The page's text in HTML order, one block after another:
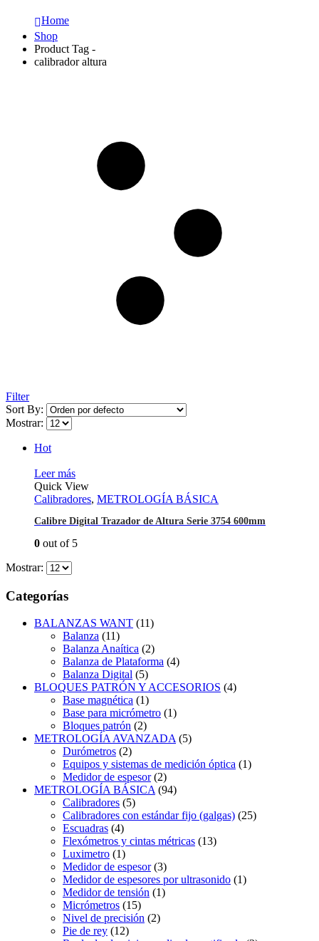
Home
Shop
Product Tag -
calibrador altura
Filter
Sort By:
Mostrar:
Hot
Leer más
Quick View
Calibradores, METROLOGÍA BÁSICA
Calibre Digital Trazador de Altura Serie 3754 600mm
0 out of 5
Mostrar:
Categorías
BALANZAS WANT (11)
Balanza (11)
Balanza Anaítica (2)
Balanza de Plataforma (4)
Balanza Digital (5)
BLOQUES PATRÓN Y ACCESORIOS (4)
Base magnética (1)
Base para micrómetro (1)
Bloques patrón (2)
METROLOGÍA AVANZADA (5)
Durómetros (2)
Equipos y sistemas de medición óptica (1)
Medidor de espesor (2)
METROLOGÍA BÁSICA (94)
Calibradores (5)
Calibradores con estándar fijo (galgas) (25)
Escuadras (4)
Flexómetros y cintas métricas (13)
Luximetro (1)
Medidor de espesor (3)
Medidor de espesores por ultrasonido (1)
Medidor de tensión (1)
Micrómetros (15)
Nivel de precisión (2)
Pie de rey (12)